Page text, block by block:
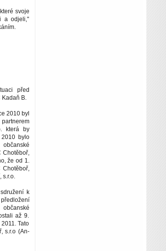
svoje
a odjeli,"
před
Kadaň B.
2010 byl
která by
2010 bylo
Chotěboř,
že od 1.
Chotěboř,
s.r.o.
k
až 9.
Tato
s.r.o (An­